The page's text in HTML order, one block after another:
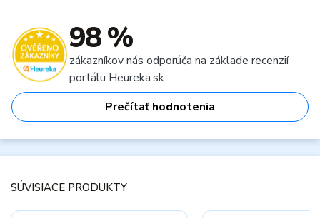
98 %
zákazníkov nás odporúča na základe recenzií
portálu Heureka.sk
Prečítať hodnotenia
SÚVISIACE PRODUKTY